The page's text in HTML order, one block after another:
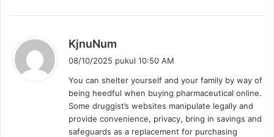
KjnuNum
k
a
t
a
08/10/2025 pukul 10:50 AM
You can shelter yourself and your family by way of
being heedful when buying pharmaceutical online.
Some druggist’s websites manipulate legally and
provide convenience, privacy, bring in savings and
safeguards as a replacement for purchasing